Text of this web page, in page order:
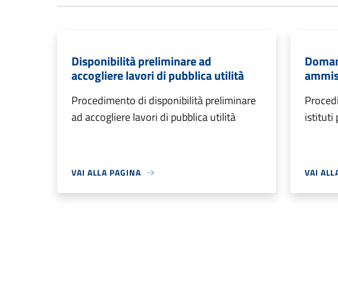
Disponibilità preliminare ad
accogliere lavori di pubblica utilità
Procedimento di disponibilità preliminare
ad accogliere lavori di pubblica utilità
VAI ALLA PAGINA
istituti
VAI